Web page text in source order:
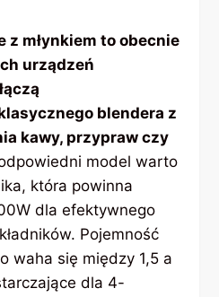
z młynkiem to obecnie
urządzeń
blendera z
kawy, przypraw czy
model warto
która powinna
dla efektywnego
Pojemność
waha się między 1,5 a
dla 4-